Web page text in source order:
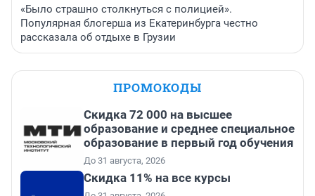
«Было страшно столкнуться с полицией».
Популярная блогерша из Екатеринбурга честно
рассказала об отдыхе в Грузии
ПРОМОКОДЫ
Скидка 72 000 на высшее
образование и среднее специальное
образование в первый год обучения
До 31 августа, 2026
Скидка 11% на все курсы